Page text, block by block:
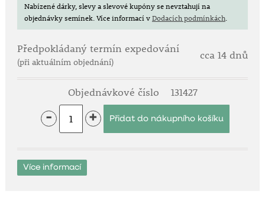
Nabízené dárky, slevy a slevové kupóny se nevztahují na
objednávky semínek.Více informací vDodacích podmínkách.
Předpokládaný termín expedování
(při aktuálním objednání)
cca 14 dnů
Objednávkové číslo 131427
- +
Více informací